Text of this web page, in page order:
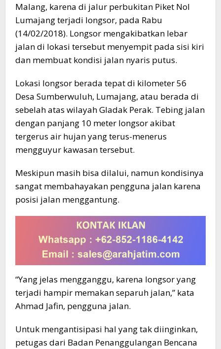
Malang, karena di jalur perbukitan Piket Nol
Lumajang terjadi longsor, pada Rabu
(14/02/2018). Longsor mengakibatkan lebar
jalan di lokasi tersebut menyempit pada sisi kiri
dan membuat kondisi jalan nyaris putus.
Lokasi longsor berada tepat di kilometer 56
Desa Sumberwuluh, Lumajang, atau berada di
sebelah atas wilayah Gladak Perak. Tebing jalan
dengan panjang 10 meter longsor akibat
tergerus air hujan yang terus-menerus
mengguyur kawasan tersebut.
Meskipun masih bisa dilalui, namun kondisinya
sangat membahayakan pengguna jalan karena
posisi jalan menggantung.
“Yang jelas mengganggu, karena longsor yang
terjadi hampir memakan separuh jalan,” kata
Ahmad Jafin, pengguna jalan.
Untuk mengantisipasi hal yang tak diinginkan,
petugas dari Badan Penanggulangan Bencana